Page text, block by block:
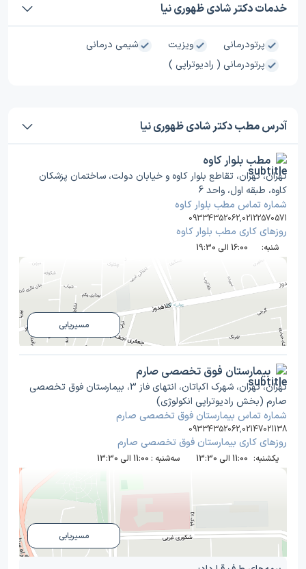
خدمات دکتر شادی ظهوری نیا
پرتودرمانی ویزیت
شیمی درمانی
پرتودرمانی ( رادیوتراپی )
آدرس مطب دکتر شادی ظهوری نیا
مطب بلوار کاوه
تهران، تهران، تقاطع بلوار کاوه و خیابان دولت، ساختمان پزشکان
کاوه، طبقه اول، واحد 6
شماره تماس مطب بلوار کاوه
09334352062,02122570571
روز‌های کاری مطب بلوار کاوه
شنبه: 16:00 الی 19:30
مسیریابی
بیمارستان فوق تخصصی صارم
تهران، تهران، شهرک اکباتان، انتهای فاز 3، بیمارستان فوق تخصصی
صارم (بخش رادیوتراپی انکولوژی)
شماره تماس بیمارستان فوق تخصصی صارم
09334352062,02147021138
روز‌های کاری بیمارستان فوق تخصصی صارم
یکشنبه: 11:00 الی 13:30 سه‌شنبه : 11:00 الی 13:30
مسیریابی